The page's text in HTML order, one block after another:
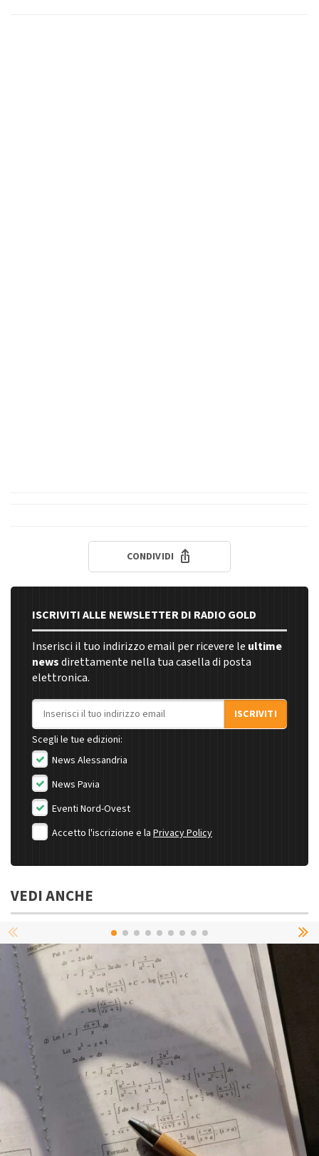
CONDIVIDI
ISCRIVITI ALLE NEWSLETTER DI RADIO GOLD
Inserisci il tuo indirizzo email per ricevere le ultime
newsdirettamente nella tua casella di posta
elettronica.
Indirizzo email
ISCRIVITI
Scegli le tue edizioni:
News Alessandria
News Pavia
Eventi Nord-Ovest
Accetto l'iscrizione e la Privacy Policy
VEDI ANCHE